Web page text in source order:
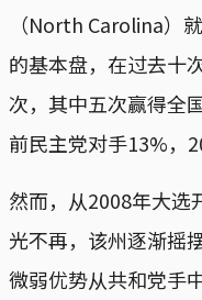
（North Carolina）
的基本盘，在过去十
次，其中五次赢得全
前民主党对手13%，
然而，从2008年大选
光不再，该州逐渐摇
微弱优势从共和党手